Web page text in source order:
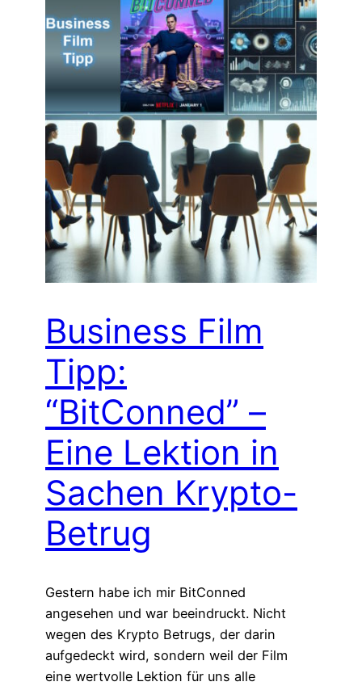
Business Film
Tipp:
“BitConned” –
Eine Lektion in
Sachen Krypto-
Betrug
Gestern habe ich mir BitConned
angesehen und war beeindruckt. Nicht
wegen des Krypto Betrugs, der darin
aufgedeckt wird, sondern weil der Film
eine wertvolle Lektion für uns alle